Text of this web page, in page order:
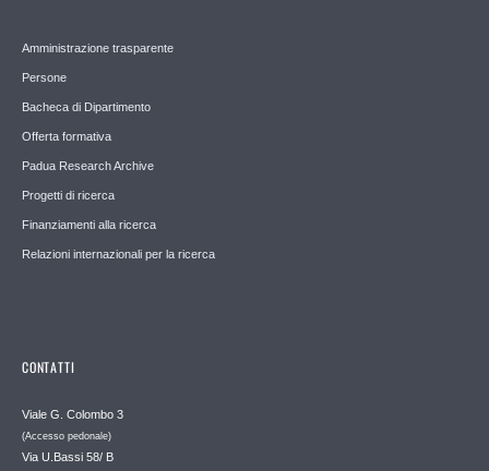
Amministrazione trasparente
Persone
Bacheca di Dipartimento
Offerta formativa
Padua Research Archive
Progetti di ricerca
Finanziamenti alla ricerca
Relazioni internazionali per la ricerca
CONTATTI
Viale G. Colombo 3
(Accesso pedonale)
Via U.Bassi 58/ B